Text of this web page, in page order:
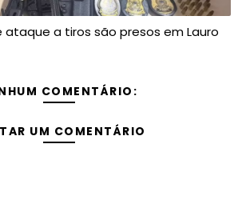
a tiros são presos em Lauro
COMENTÁRIO:
UM COMENTÁRIO